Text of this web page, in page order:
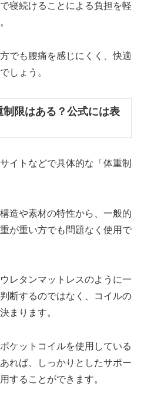
寝続けることによる負担を軽
でも腰痛を感じにくく、快適
しょう。
限はある？公式には表
イトなどで具体的な「体重制
造や素材の特性から、一般的
が重い方でも問題なく使用で
レタンマットレスのように一
断するのではなく、コイルの
まります。
ケットコイルを使用している
れば、しっかりとしたサポー
することができます。